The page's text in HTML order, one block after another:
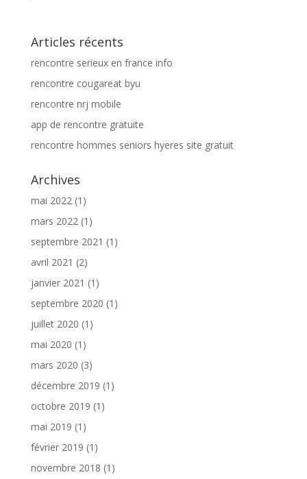
Articles récents
rencontre serieux en france info
rencontre cougareat byu
rencontre nrj mobile
app de rencontre gratuite
rencontre hommes seniors hyeres site gratuit
Archives
mai 2022(1)
mars 2022(1)
septembre 2021 (1)
avril 2021 (2)
janvier 2021 (1)
septembre 2020 (1)
juillet 2020 (1)
mai 2020 (1)
mars 2020 (3)
décembre 2019 (1)
octobre 2019 (1)
mai 2019 (1)
février 2019 (1)
novembre 2018 (1)